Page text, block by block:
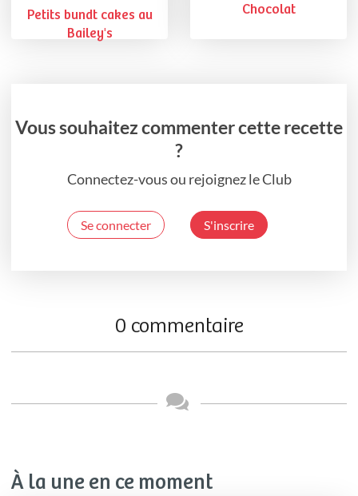
Petits bundt cakes au
Bailey's
Chocolat
Vous souhaitez commenter cette recette
?
Connectez-vous ou rejoignez le Club
Se connecter S'inscrire
0 commentaire
À la une en ce moment